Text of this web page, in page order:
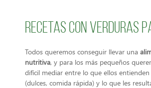
Recetas con verduras
Todos queremos conseguir llevar una
nutritiva, y para los más pequeños
difícil mediar entre lo que ellos
(dulces, comida rápida) y lo que les